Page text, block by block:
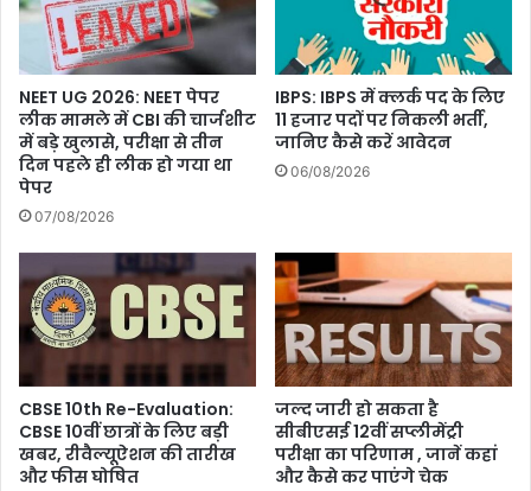
NEET UG 2026: NEET पेपर
लीक मामले में CBI की चार्जशीट
में बड़े खुलासे, परीक्षा से तीन
दिन पहले ही लीक हो गया था
पेपर
07/08/2026
IBPS: IBPS में क्लर्क पद के लिए
11 हजार पदों पर निकली भर्ती,
जानिए कैसे करें आवेदन
06/08/2026
CBSE 10th Re-Evaluation:
CBSE 10वीं छात्रों के लिए बड़ी
खबर, रीवैल्यूऐशन की तारीख
और फीस घोषित
जल्द जारी हो सकता है
सीबीएसई 12वीं सप्लीमेंट्री
परीक्षा का परिणाम , जानें कहां
और कैसे कर पाएंगे चेक